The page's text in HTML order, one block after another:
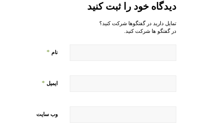
دیدگاه خود را ثبت کنید
تمایل دارید در گفتگوها شرکت کنید؟
در گفتگو ها شرکت کنید.
نام *
ایمیل *
وب‌ سایت